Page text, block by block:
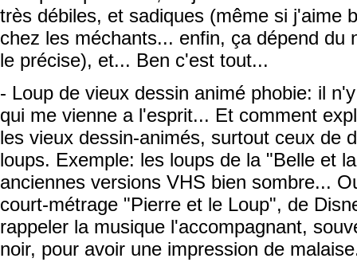
très débiles, et sadiques (même si j'aime
chez les méchants... enfin, ça dépend du
le précise), et... Ben c'est tout...
- Loup de vieux dessin animé phobie: il
qui me vienne a l'esprit... Et comment
les vieux dessin-animés, surtout ceux de
loups. Exemple: les loups de la "Belle et
anciennes versions VHS bien sombre...
court-métrage "Pierre et le Loup", de
rappeler la musique l'accompagnant,
noir, pour avoir une impression de